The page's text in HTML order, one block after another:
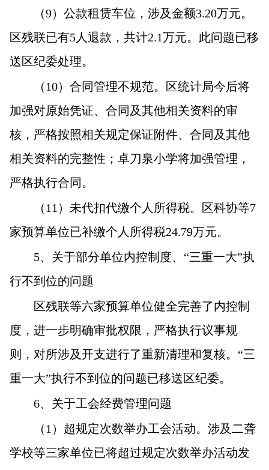
（9）公款租赁车位，涉及金额3.20万元。
区残联已有5人退款，共计2.1万元。此问题已移
送区纪委处理。
（10）合同管理不规范。区统计局今后将
加强对原始凭证、合同及其他相关资料的审
核，严格按照相关规定保证附件、合同及其他
相关资料的完整性；卓刀泉小学将加强管理，
严格执行合同。
（11）未代扣代缴个人所得税。区科协等7
家预算单位已补缴个人所得税24.79万元。
5、关于部分单位内控制度、“三重一大”执
行不到位的问题
区残联等六家预算单位健全完善了内控制
度，进一步明确审批权限，严格执行议事规
则，对所涉及开支进行了重新清理和复核。“三
重一大”执行不到位的问题已移送区纪委。
6、关于工会经费管理问题
（1）超规定次数举办工会活动。涉及二聋
学校等三家单位已将超过规定次数举办活动发